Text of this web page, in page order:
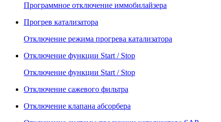
Программное отключение иммобилайзера
Прогрев катализатора
Отключение режима прогрева катализатора
Отключение функции Start / Stop
Отключение функции Start / Stop
Отключение сажевого фильтра
Отключение клапана абсорбера